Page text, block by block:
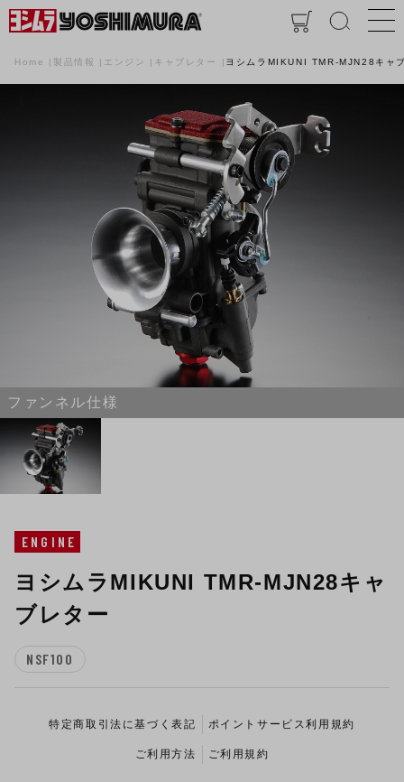
Home 製品情報 エンジン キャブレター ヨシムラMIKUNI TMR-MJN28キャ
ファンネル仕様
ENGINE
ヨシムラMIKUNI TMR-MJN28キャ
ブレター
NSF100
特定商取引法に基づく表記 ポイントサービス利用規約
ご利用方法 ご利用規約